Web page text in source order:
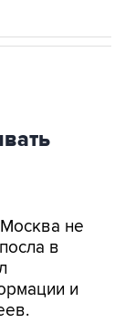
Москва не
в
и